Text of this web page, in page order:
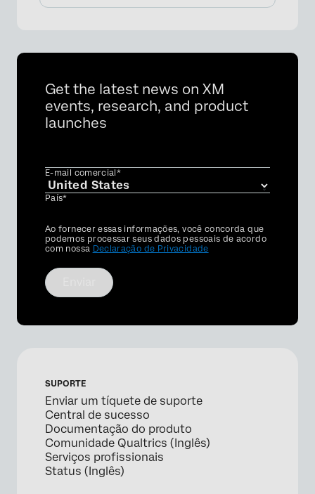
Get the latest news on XM
events, research, and product
launches
E-mail comercial*
País*
Privacy
Optin
Ao fornecer essas informações, você concorda que
podemos processar seus dados pessoais de acordo
com nossa Declaração de Privacidade
SUPORTE
Enviar um tíquete de suporte
Central de sucesso
Documentação do produto
Comunidade Qualtrics (Inglês)
Serviços profissionais
Status (Inglês)